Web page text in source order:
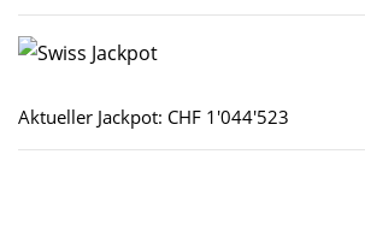
Aktueller Jackpot: CHF 1'044'523